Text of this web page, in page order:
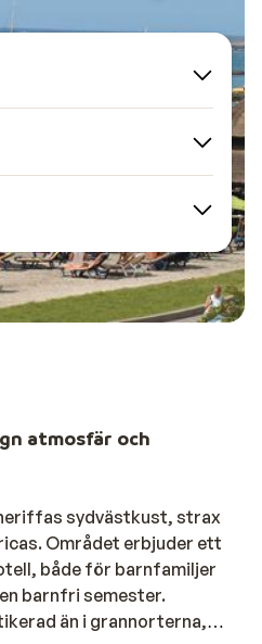
atmosfär och
sydvästkust, strax
Området erbjuder ett
både för barnfamiljer
barnfri semester.
än i grannorterna,